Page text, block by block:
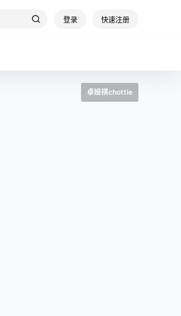
登录 快速注册
卓娅祺chottie